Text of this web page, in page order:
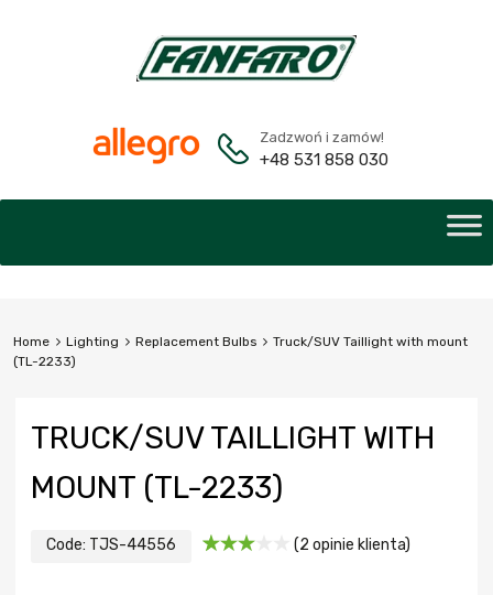
Zadzwoń i zamów!
+48 531 858 030
Home Lighting Replacement Bulbs
Truck/SUV Taillight with mount
(TL-2233)
TRUCK/SUV TAILLIGHT WITH
MOUNT (TL-2233)
Code: TJS-44556 (2 opinie klienta)